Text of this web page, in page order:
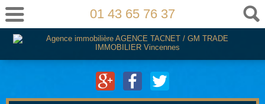
01 43 65 76 37